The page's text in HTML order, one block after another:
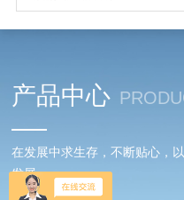
产品中心
在发展中求生存，不断贴心，
发展